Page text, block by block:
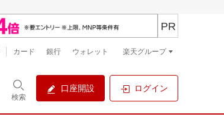
検索
口座開設 ログイン
PR
カード 銀行 ウォレット 楽天グループ